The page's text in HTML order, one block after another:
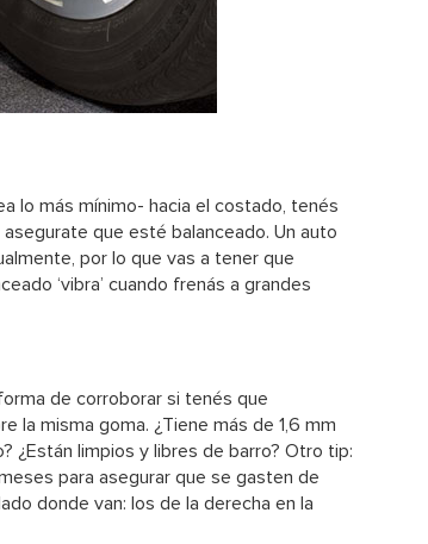
lo más mínimo- hacia el costado, tenés
que esté balanceado. Un auto
por lo que vas a tener que
‘vibra’ cuando frenás a grandes
de corroborar si tenés que
la misma goma. ¿Tiene más de 1,6 mm
¿Están limpios y libres de barro? Otro tip:
para asegurar que se gasten de
donde van: los de la derecha en la